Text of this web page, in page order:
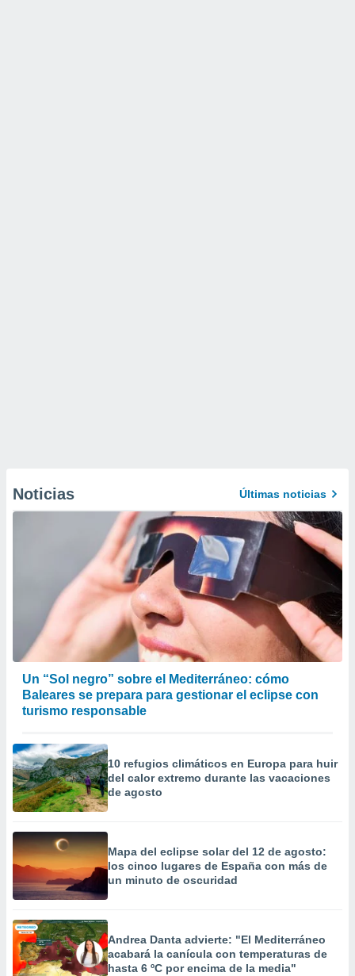
Noticias Últimas noticias
Un “Sol negro” sobre el Mediterráneo: cómo
Baleares se prepara para gestionar el eclipse con
turismo responsable
10 refugios climáticos en Europa para huir
del calor extremo durante las vacaciones
de agosto
Mapa del eclipse solar del 12 de agosto:
los cinco lugares de España con más de
un minuto de oscuridad
Andrea Danta advierte: "El Mediterráneo
acabará la canícula con temperaturas de
hasta 6 ºC por encima de la media"